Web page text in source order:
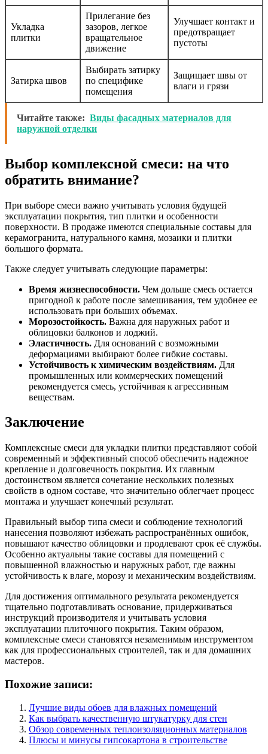
Укладка
плитки
Прилегание без
зазоров, легкое
вращательное
движение
Улучшает контакт и
предотвращает
пустоты
Затирка швов
Выбирать затирку
по специфике
помещения
Защищает швы от
влаги и грязи
Читайте также: Виды фасадных материалов для
наружной отделки
Выбор комплексной смеси: на что
обратить внимание?
При выборе смеси важно учитывать условия будущей
эксплуатации покрытия, тип плитки и особенности
поверхности. В продаже имеются специальные составы для
керамогранита, натурального камня, мозаики и плитки
большого формата.
Также следует учитывать следующие параметры:
Время жизнеспособности. Чем дольше смесь остается
пригодной к работе после замешивания, тем удобнее ее
использовать при больших объемах.
Морозостойкость. Важна для наружных работ и
облицовки балконов и лоджий.
Эластичность. Для оснований с возможными
деформациями выбирают более гибкие составы.
Устойчивость к химическим воздействиям. Для
промышленных или коммерческих помещений
рекомендуется смесь, устойчивая к агрессивным
веществам.
Заключение
Комплексные смеси для укладки плитки представляют собой
современный и эффективный способ обеспечить надежное
крепление и долговечность покрытия. Их главным
достоинством является сочетание нескольких полезных
свойств в одном составе, что значительно облегчает процесс
монтажа и улучшает конечный результат.
Правильный выбор типа смеси и соблюдение технологий
нанесения позволяют избежать распространённых ошибок,
повышают качество облицовки и продлевают срок её службы.
Особенно актуальны такие составы для помещений с
повышенной влажностью и наружных работ, где важны
устойчивость к влаге, морозу и механическим воздействиям.
Для достижения оптимального результата рекомендуется
тщательно подготавливать основание, придерживаться
инструкций производителя и учитывать условия
эксплуатации плиточного покрытия. Таким образом,
комплексные смеси становятся незаменимым инструментом
как для профессиональных строителей, так и для домашних
мастеров.
Похожие записи:
Лучшие виды обоев для влажных помещений
Как выбрать качественную штукатурку для стен
Обзор современных теплоизоляционных материалов
Плюсы и минусы гипсокартона в строительстве